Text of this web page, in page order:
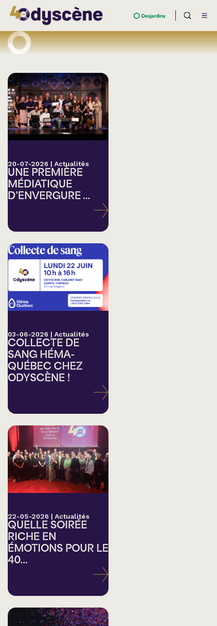
20-07-2026 | Actualités
UNE PREMIÈRE
MÉDIATIQUE
D’ENVERGURE ...
03-06-2026 | Actualités
COLLECTE DE
SANG HÉMA-
QUÉBEC CHEZ
ODYSCÈNE !
22-05-2026 | Actualités
QUELLE SOIRÉE
RICHE EN
ÉMOTIONS POUR LE
40...